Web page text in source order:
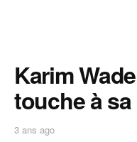
Karim
touche à
3 ans ago